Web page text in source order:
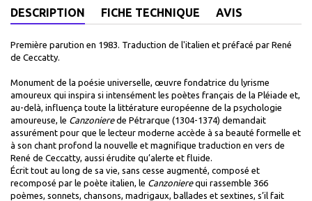
DESCRIPTION FICHE TECHNIQUE AVIS
Première parution en 1983. Traduction de l'italien et préfacé par René
de Ceccatty.
Monument de la poésie universelle, œuvre fondatrice du lyrisme
amoureux qui inspira si intensément les poètes français de la Pléiade et,
au-delà, influença toute la littérature européenne de la psychologie
amoureuse, le Canzonierede Pétrarque (1304-1374) demandait
assurément pour que le lecteur moderne accède à sa beauté formelle et
à son chant profond la nouvelle et magnifique traduction en vers de
René de Ceccatty, aussi érudite qu’alerte et fluide.
Écrit tout au long de sa vie, sans cesse augmenté, composé et
recomposé par le poète italien, le Canzonierequi rassemble 366
poèmes, sonnets, chansons, madrigaux, ballades et sextines, s’il fait